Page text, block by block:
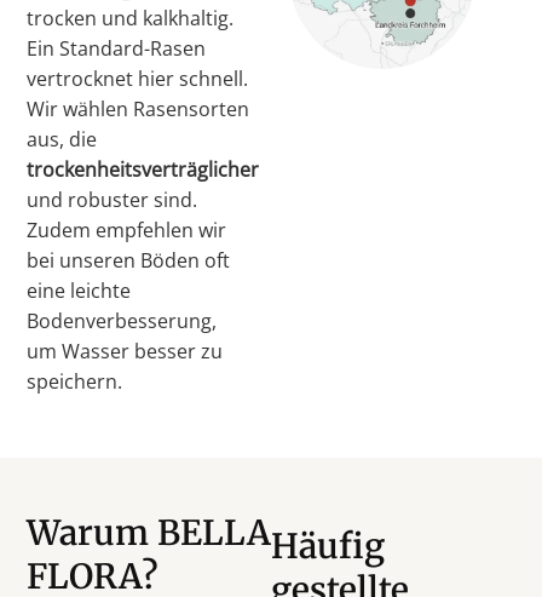
trocken und kalkhaltig.
Ein Standard-Rasen
vertrocknet hier schnell.
Wir wählen Rasensorten
aus, die
trockenheitsverträglicher
und robuster sind.
Zudem empfehlen wir
bei unseren Böden oft
eine leichte
Bodenverbesserung,
um Wasser besser zu
speichern.
Warum BELLA
FLORA?
Häufig